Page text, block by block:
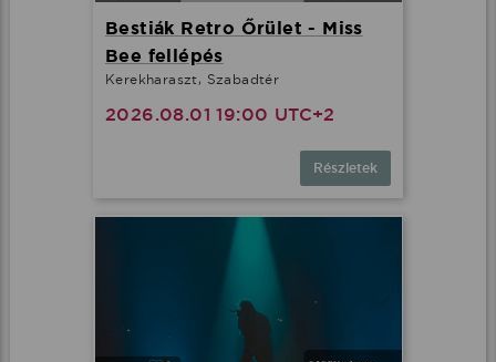
Bestiák Retro Őrület - Miss
Bee fellépés
Kerekharaszt, Szabadtér
2026.08.01 19:00 UTC+2
Részletek